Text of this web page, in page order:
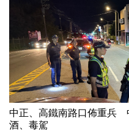
中正、高鐵南路口佈重兵
酒、毒駕